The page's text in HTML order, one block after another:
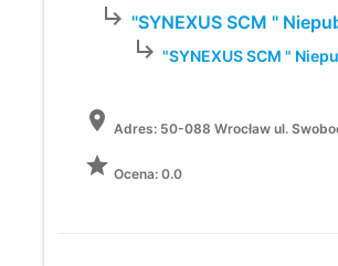
subdirectory_arrow_right "SYNEXUS SCM "
subdirectory_arrow_right "SYNEXUS SCM "
location_on Adres:50-088 Wrocław ul.
grade Ocena: 0.0